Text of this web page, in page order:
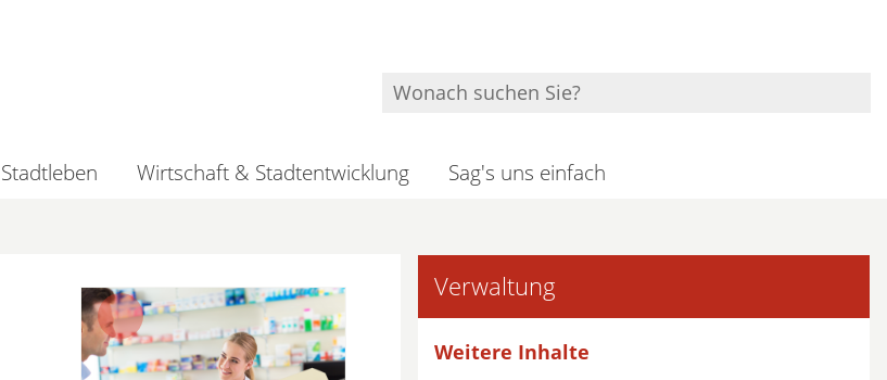
Stadtleben Wirtschaft & Stadtentwicklung Sag's uns einfach
Verwaltung
Weitere Inhalte